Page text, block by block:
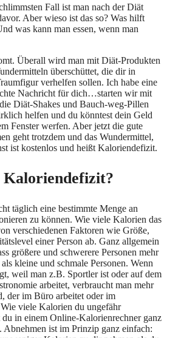
Fall ist man nach der Diät
Aber wieso ist das so? Was hilft
was kann man essen, wenn man
Überall wird man mit Diät-Produkten
überschüttet, die dir in
verhelfen sollen. Ich habe eine
Nachricht für dich…starten wir mit
Diät-Shakes und Bauch-weg-Pillen
helfen und du könntest dein Geld
Fenster werfen. Aber jetzt die gute
geht trotzdem und das Wundermittel,
ist kostenlos und heißt Kaloriendefizit.
Kaloriendefizit?
täglich eine bestimmte Menge an
zu können. Wie viele Kalorien das
verschiedenen Faktoren wie Größe,
einer Person ab. Ganz allgemein
größere und schwerere Personen mehr
kleine und schmale Personen. Wenn
weil man z.B. Sportler ist oder auf dem
arbeitet, verbraucht man mehr
der im Büro arbeitet oder im
viele Kalorien du ungefähr
du in einem Online-Kalorienrechner ganz
Abnehmen ist im Prinzip ganz einfach: